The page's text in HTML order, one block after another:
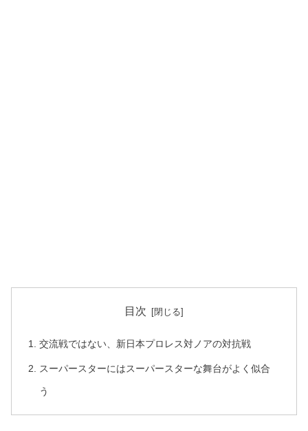
目次
交流戦ではない、新日本プロレス対ノアの対抗戦
スーパースターにはスーパースターな舞台がよく似合
う